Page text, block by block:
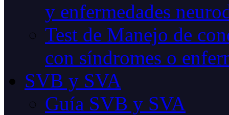
y enfermedades
Test de Manejo de
con síndromes o
SVB y SVA
Guía SVB y SVA